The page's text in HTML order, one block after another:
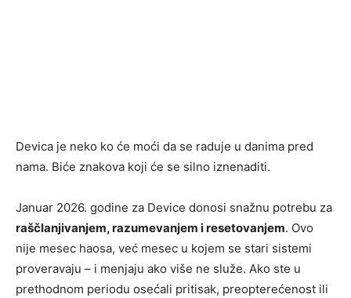
Devica je neko ko će moći da se raduje u danima pred
nama. Biće znakova koji će se silno iznenaditi.
Januar 2026. godine za Device donosi snažnu potrebu za
raščlanjivanjem, razumevanjem i resetovanjem. Ovo
nije mesec haosa, već mesec u kojem se stari sistemi
proveravaju – i menjaju ako više ne služe. Ako ste u
prethodnom periodu osećali pritisak, preopterećenost ili